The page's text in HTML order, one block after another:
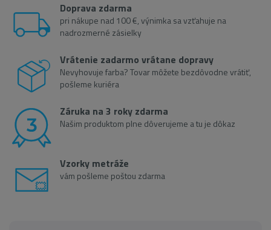
Doprava zdarma
pri nákupe nad 100 €, výnimka sa vzťahuje na
nadrozmerné zásielky
Vrátenie zadarmo vrátane dopravy
Nevyhovuje farba? Tovar môžete bezdôvodne vrátiť,
pošleme kuriéra
Záruka na 3 roky zdarma
Našim produktom plne dôverujeme a tu je dôkaz
Vzorky metráže
vám pošleme poštou zdarma